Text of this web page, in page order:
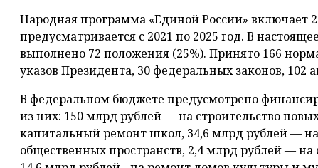
Народная программа «Единой России» включает
предусматривается с 2021 по 2025 год. В
выполнено 72 положения (25%). Принято 166
указов Президента, 30 федеральных законов, 102
В федеральном бюджете предусмотрено
из них: 150 млрд рублей — на строительство
капитальный ремонт школ, 34,6 млрд рублей — на
общественных пространств, 2,4 млрд рублей —